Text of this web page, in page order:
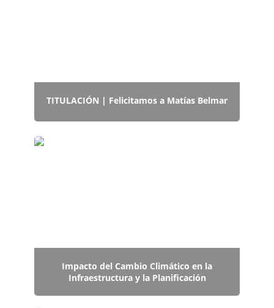
TITULACIÓN | Felicitamos a Matías Belmar
Impacto del Cambio Climático en la
Impacto del Cambio Climático en la
Infraestructura y la Planificación